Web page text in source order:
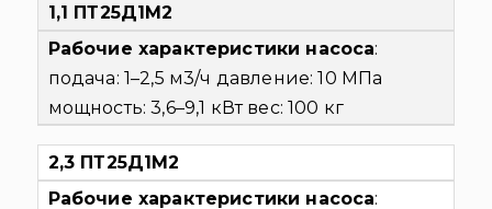
1,1 ПТ25Д1М2
Рабочие характеристики насоса:
подача: 1–2,5 м3/ч давление: 10 МПа
мощность: 3,6–9,1 кВтвес: 100 кг
2,3 ПТ25Д1М2
Рабочие характеристики насоса: